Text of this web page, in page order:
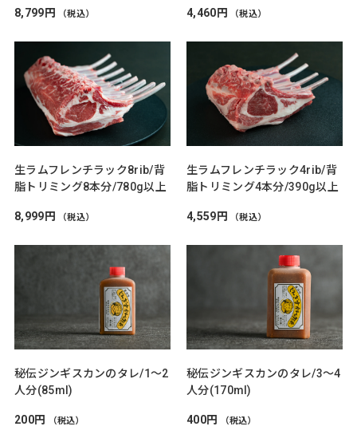
8,799円 （税込） 4,460円 （税込）
生ラムフレンチラック8rib/背
脂トリミング8本分/780g以上
8,999円 （税込）
生ラムフレンチラック4rib/背
脂トリミング4本分/390g以上
4,559円 （税込）
秘伝ジンギスカンのタレ/1～2
人分(85ml)
200円 （税込）
秘伝ジンギスカンのタレ/3～4
人分(170ml)
400円 （税込）